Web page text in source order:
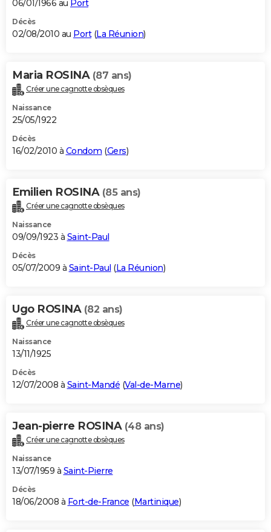
06/01/1966 au Port
Décès
02/08/2010 au Port(La Réunion)
Maria ROSINA (87 ans)
Créer une cagnotte obsèques
Naissance
25/05/1922
Décès
16/02/2010 à Condom (Gers)
Emilien ROSINA (85 ans)
Créer une cagnotte obsèques
Naissance
09/09/1923 à Saint-Paul
Décès
05/07/2009 à Saint-Paul (La Réunion)
Ugo ROSINA (82 ans)
Créer une cagnotte obsèques
Naissance
13/11/1925
Décès
12/07/2008 à Saint-Mandé (Val-de-Marne)
Jean-pierre ROSINA (48 ans)
Créer une cagnotte obsèques
Naissance
13/07/1959 à Saint-Pierre
Décès
18/06/2008 à Fort-de-France (Martinique)